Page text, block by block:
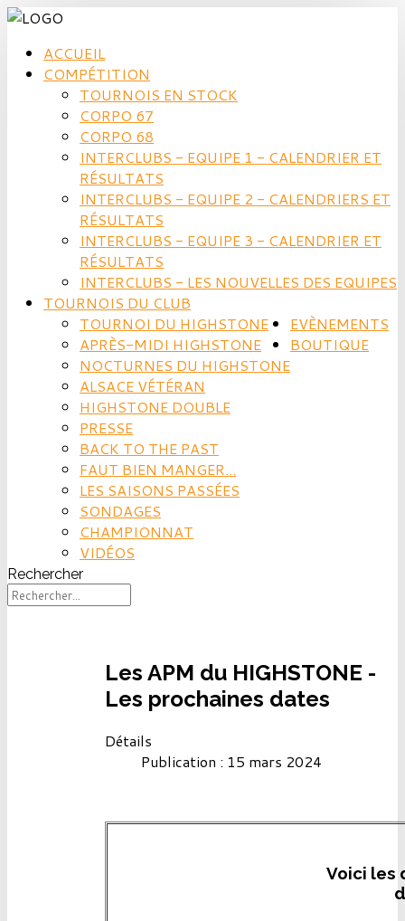
ACCUEIL
COMPÉTITION
TOURNOIS EN STOCK
CORPO 67
CORPO 68
INTERCLUBS - EQUIPE 1 - CALENDRIER ET
RÉSULTATS
INTERCLUBS - EQUIPE 2 - CALENDRIERS ET
RÉSULTATS
INTERCLUBS - EQUIPE 3 - CALENDRIER ET
RÉSULTATS
INTERCLUBS - LES NOUVELLES DES EQUIPES
TOURNOIS DU CLUB
TOURNOI DU HIGHSTONE
APRÈS-MIDI HIGHSTONE
NOCTURNES DU HIGHSTONE
ALSACE VÉTÉRAN
HIGHSTONE DOUBLE
EVÈNEMENTS
PRESSE
BACK TO THE PAST
FAUT BIEN MANGER...
LES SAISONS PASSÉES
SONDAGES
CHAMPIONNAT
VIDÉOS
BOUTIQUE
Rechercher
Les APM du HIGHSTONE -
Les prochaines dates
Détails
Publication : 15 mars 2024
Voici les